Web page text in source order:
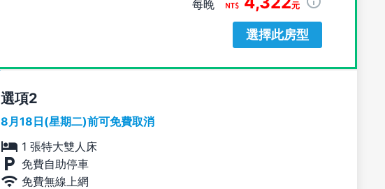
每晚 元
選擇此房型
選項
8月18日(星期二)前可免費取消
1 張特大雙人床
免費自助停車
免費無線上網